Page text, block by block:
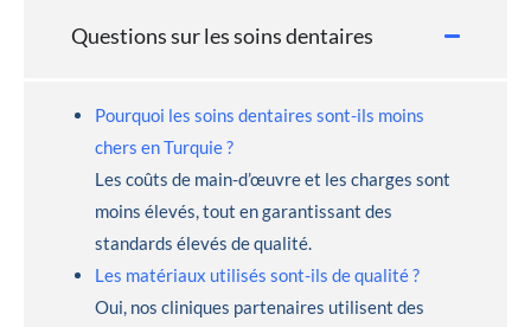
Questions sur les soins dentaires
Pourquoi les soins dentaires sont-ils moins
chers en Turquie ?
Les coûts de main-d’œuvre et les charges sont
moins élevés, tout en garantissant des
standards élevés de qualité.
Les matériaux utilisés sont-ils de qualité ?
Oui, nos cliniques partenaires utilisent des